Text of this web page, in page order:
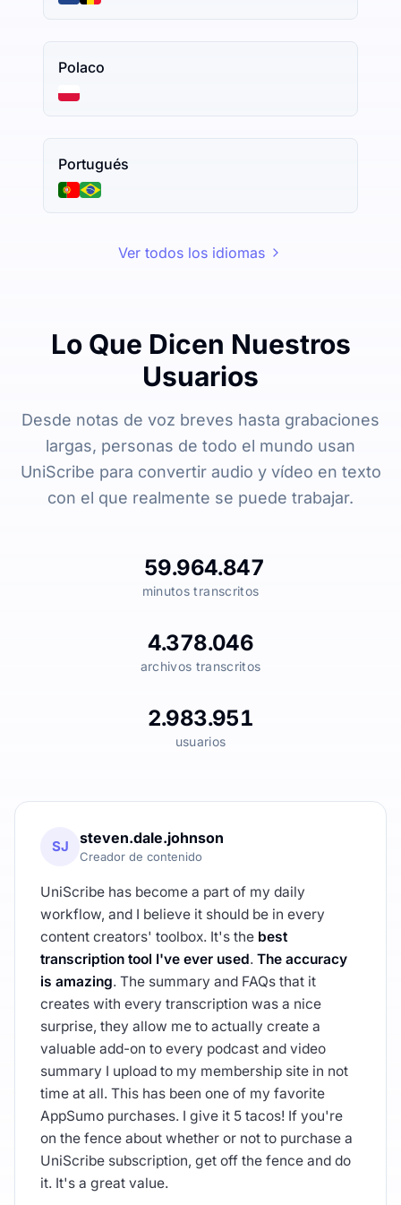
Polaco
Portugués
Ver todos los idiomas
Lo Que Dicen Nuestros
Usuarios
Desde notas de voz breves hasta grabaciones
largas, personas de todo el mundo usan
UniScribe para convertir audio y vídeo en texto
con el que realmente se puede trabajar.
59.964.847
minutos transcritos
4.378.046
archivos transcritos
2.983.951
usuarios
SJ steven.dale.johnson
Creador de contenido
UniScribe has become a part of my daily
workflow, and I believe it should be in every
content creators' toolbox. It's the best
transcription tool I've ever used. The accuracy
is amazing. The summary and FAQs that it
creates with every transcription was a nice
surprise, they allow me to actually create a
valuable add-on to every podcast and video
summary I upload to my membership site in not
time at all. This has been one of my favorite
AppSumo purchases. I give it 5 tacos! If you're
on the fence about whether or not to purchase a
UniScribe subscription, get off the fence and do
it. It's a great value.